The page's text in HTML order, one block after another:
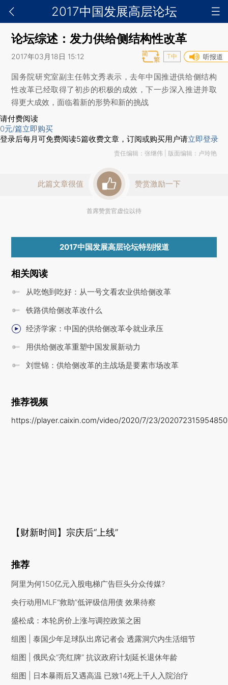
2017中国发展高层论坛
论坛综述：发力供给侧结构性改革
2017年03月18日 15:12 听报道
T中
国务院研究室副主任韩文秀表示，去年中国推进供给侧结构
性改革已经取得了初步的积极的成效，下一步深入推进并取
得更大成效，面临着新的形势和新的挑战
请付费阅读
0元/篇立即购买
登录后每月可免费阅读5篇收费文章，订阅或购买用户请立即登录
责任编辑：张继伟 | 版面编辑：卢玲艳
此篇文章很值 赞赏激励一下
首席赞赏官虚位以待
2017中国发展高层论坛特别报道
相关阅读
从吃饱到吃好：从一号文看农业供给侧改革
铁路供给侧改革改什么
经济学家：中国的供给侧改革令就业承压
用供给侧改革重塑中国发展新动力
刘世锦：供给侧改革的主战场是要素市场改革
推荐视频
https://player.caixin.com/video/2020/7/23/
【财新时间】宗庆后“上线”
推荐
阿里为何150亿元入股电梯广告巨头分众传媒?
央行动用MLF“救助”低评级信用债 效果待察
盛松成：本轮房价上涨与调控政策之困
组图 | 泰国少年足球队出席记者会 透露洞穴内生活细节
组图 | 俄民众“亮红牌” 抗议政府计划延长退休年龄
组图 | 日本暴雨后又遇高温 已致14死上千人入院治疗